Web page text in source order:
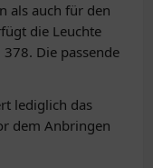
als auch für den
die Leuchte
Die passende
lediglich das
dem Anbringen